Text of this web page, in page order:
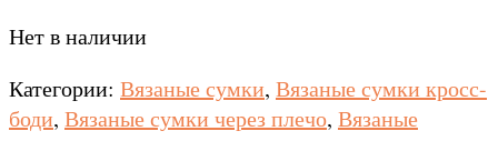
Нет в наличии
Категории: Вязаные сумки, Вязаные сумки кросс-
боди, Вязаные сумки через плечо, Вязаные